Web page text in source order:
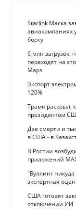
Starlink Маска
авиакомпаниях
борту
6 млн загрузок:
переходят на
Maps
Экспорт
120%
Трамп раскрыл,
президентом
Две смерти и
в США - в
В России
приложений
"Буллинг
экспертная
США готовят
отключении ИИ